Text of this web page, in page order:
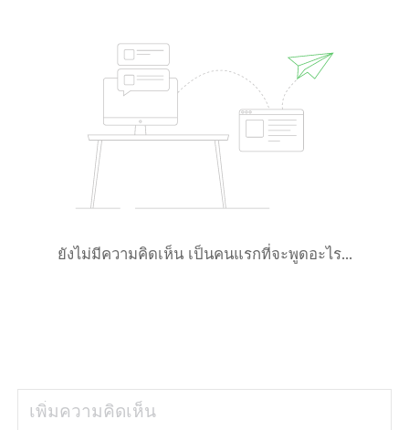
ยังไม่มีความคิดเห็น เป็นคนแรกที่จะพูดอะไร...